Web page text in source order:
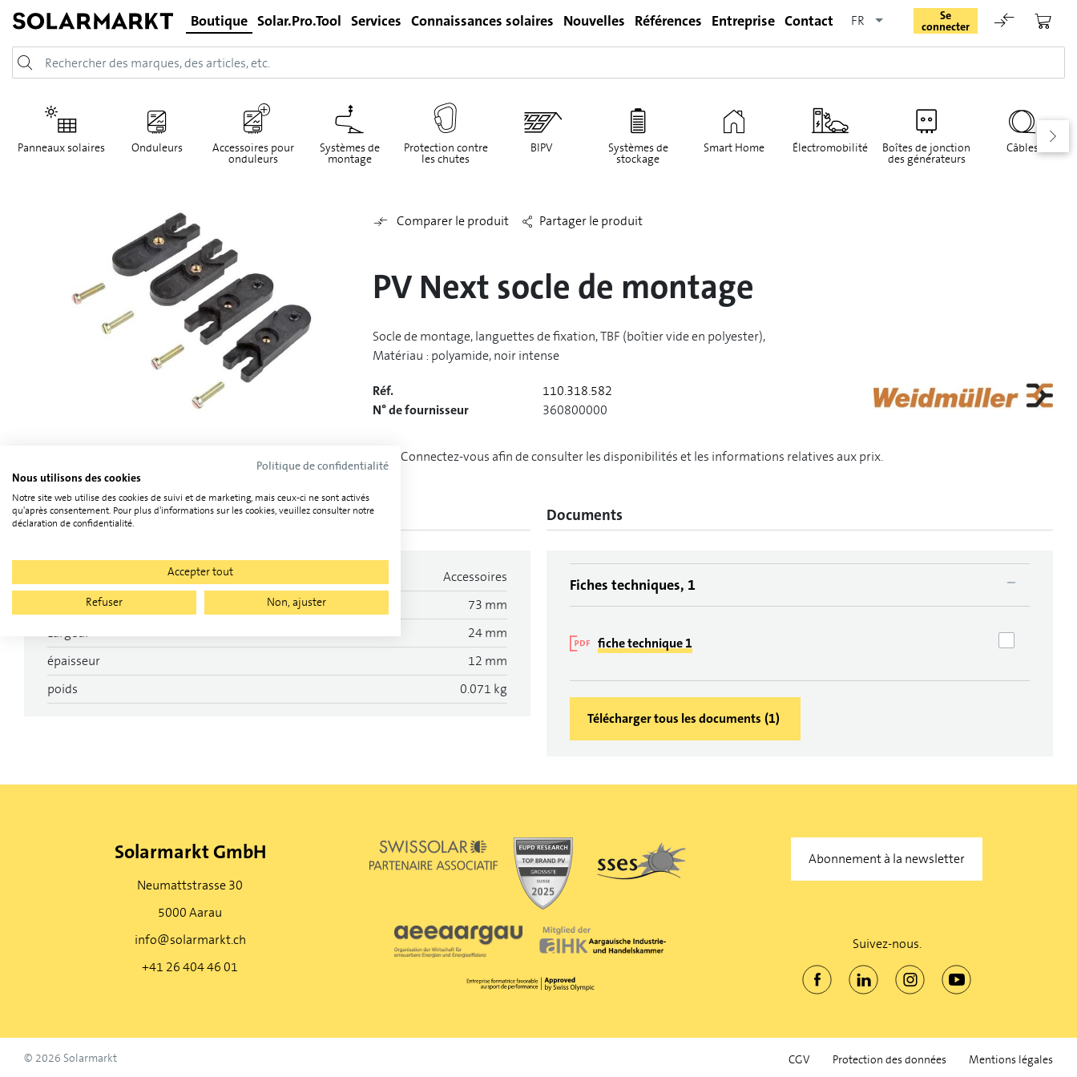
Boutique Solar.Pro.Tool Services Connaissances solaires Nouvelles Références Entreprise Contact FR Se
connecter
Login
Demande d'enregistrement pour login
Panneaux solaires Onduleurs Accessoires pour
onduleurs
Systèmes de
montage
Protection contre
les chutes
BIPV Systèmes de
stockage
Smart Home Électromobilité Boîtes de jonction
des générateurs
Câbles
Comparer le produit Partager le produit
PV Next socle de montage
Socle de montage, languettes de fixation, TBF (boîtier vide en polyester),
Matériau : polyamide, noir intense
Réf.
110.318.582
N° de fournisseur
360800000
Connectez-vous afin de consulter les disponibilités et les informations relatives aux prix.
Caractéristiques techniques
Accessoires
Longueur
73 mm
Largeur
24 mm
épaisseur
12 mm
poids
0.071 kg
Documents
Fiches techniques, 1
fiche technique 1
Télécharger tous les documents (1)
Solarmarkt GmbH
Neumattstrasse 30
5000 Aarau
info@solarmarkt.ch
+41 26 404 46 01
Abonnement à la newsletter
Suivez-nous.
© 2026 Solarmarkt CGV Protection des données Mentions légales
Politique de confidentialité
Nous utilisons des cookies
Notre site web utilise des cookies de suivi et de marketing, mais ceux-ci ne sont activés
qu'après consentement. Pour plus d'informations sur les cookies, veuillez consulter notre
déclaration de confidentialité.
Accepter tout
Refuser
Non, ajuster